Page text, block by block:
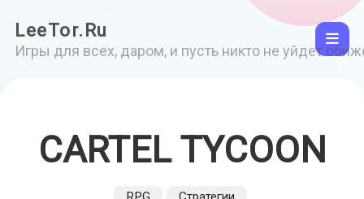
LeeTor.Ru
Игры для всех, даром, и пусть никто не уйдет
CARTEL TYCOON